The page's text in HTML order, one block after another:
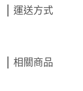
運送方式
相關商品